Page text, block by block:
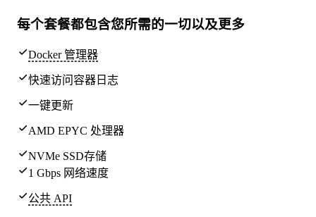
每个套餐都包含您所需的一切以及更多
Docker 管理器
快速访问容器日志
一键更新
AMD EPYC 处理器
NVMe SSD存储
1 Gbps 网络速度
公共 API